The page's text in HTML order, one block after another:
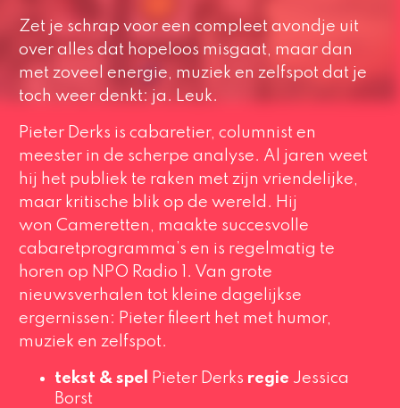
Zet je schrap voor een compleet avondje uit
over alles dat hopeloos misgaat, maar dan
met zoveel energie, muziek en zelfspot dat je
toch weer denkt: ja. Leuk.
Pieter Derks is cabaretier, columnist en
meester in de scherpe analyse. Al jaren weet
hij het publiek te raken met zijn vriendelijke,
maar kritische blik op de wereld. Hij
won Cameretten, maakte succesvolle
cabaretprogramma’s en is regelmatig te
horen op NPO Radio 1. Van grote
nieuwsverhalen tot kleine dagelijkse
ergernissen: Pieter fileert het met humor,
muziek en zelfspot.
tekst & spel Pieter Derks regie Jessica
Borst